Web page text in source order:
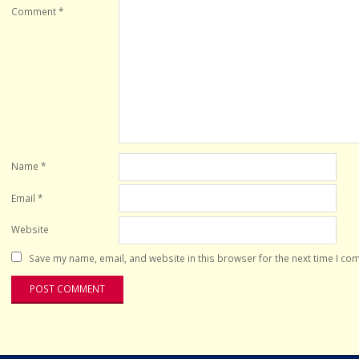
Comment*
Name *
Email *
Website
Save my name, email, and website in this browser for the next time I